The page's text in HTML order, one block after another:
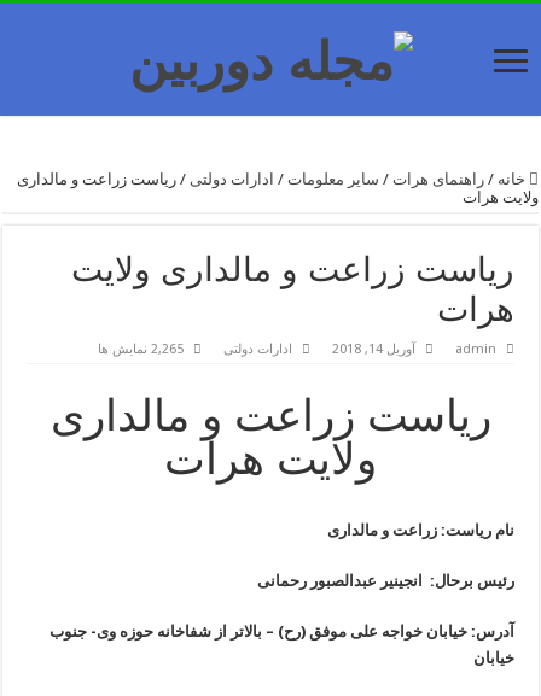
خانه / راهنمای هرات / سایر معلومات / ادارات دولتی / ریاست زراعت و مالداری
ولایت هرات
ریاست زراعت و مالداری ولایت
هرات
admin آوریل 14, 2018 ادارات دولتی 2,265 نمایش ها
ریاست زراعت و مالداری
ولایت هرات
نام ریاست: زراعت و مالداری
رئیس برحال: انجینیر عبدالصبور رحمانی
آدرس: خیابان خواجه علی موفق (رح) – بالاتر از شفاخانه حوزه وی- جنوب
خیابان